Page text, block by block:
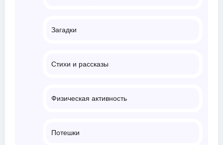
Загадки
Стихи и рассказы
Физическая активность
Потешки